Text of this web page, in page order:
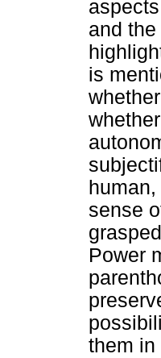
and
is
sense
Power
them in